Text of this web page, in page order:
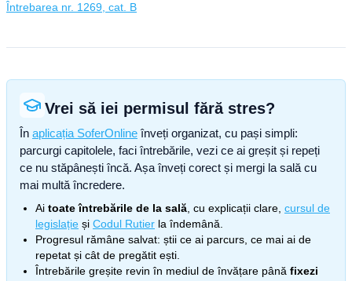
Întrebarea nr. 1269, cat. B
Vrei să iei permisul fără stres?
În aplicația SoferOnline înveți organizat, cu pași simpli:
parcurgi capitolele, faci întrebările, vezi ce ai greșit și repeți
ce nu stăpânești încă. Așa înveți corect și mergi la sală cu
mai multă încredere.
Ai toate întrebările de la sală , cu explicații clare, cursul de
legislație și Codul Rutier la îndemână.
Progresul rămâne salvat: știi ce ai parcurs, ce mai ai de
repetat și cât de pregătit ești.
Întrebările greșite revin în mediul de învățare până fixezi